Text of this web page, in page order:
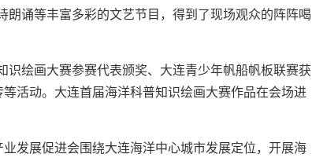
朗诵等丰富多彩的文艺节目，得到了现场观众的阵阵喝
识绘画大赛参赛代表颁奖、大连青少年帆船帆板联赛获
活动。大连首届海洋科普知识绘画大赛作品在会场进
发展促进会围绕大连海洋中心城市发展定位，开展海